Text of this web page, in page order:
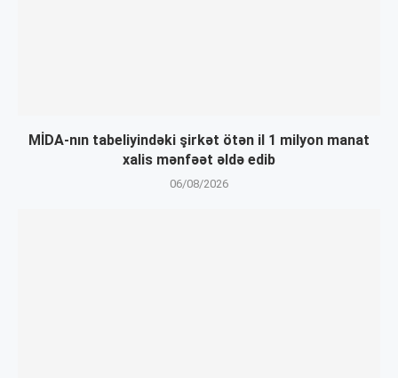
MİDA-nın tabeliyindəki şirkət ötən il 1 milyon manat
xalis mənfəət əldə edib
06/08/2026